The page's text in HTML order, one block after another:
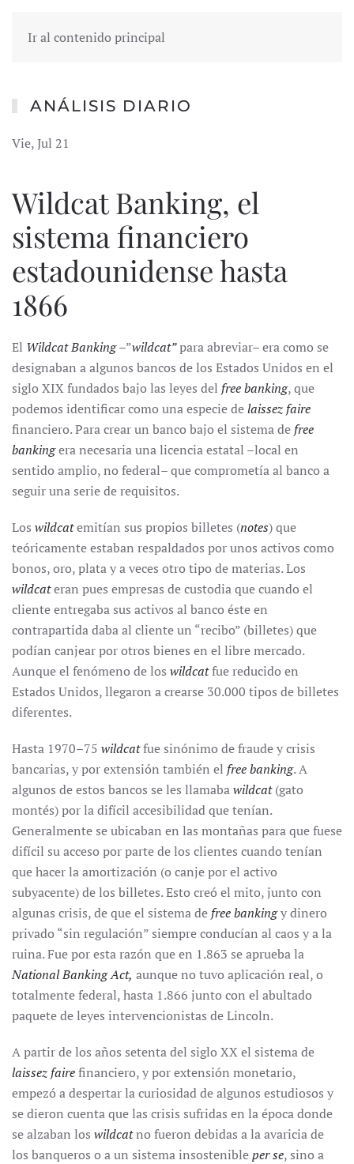
Ir al contenido principal
ANÁLISIS DIARIO
Vie, Jul 21
Wildcat Banking, el
sistema financiero
estadounidense hasta
1866
El Wildcat Banking–”wildcat”para abreviar– era como se
designaban a algunos bancos de los Estados Unidos en el
siglo XIX fundados bajo las leyes del free banking, que
podemos identificar como una especie delaissez faire
financiero. Para crear un banco bajo el sistema de free
bankingera necesaria una licencia estatal –local en
sentido amplio, no federal– que comprometía al banco a
seguir una serie de requisitos.
Los wildcatemitían sus propios billetes (notes) que
teóricamente estaban respaldados por unos activos como
bonos, oro, plata y a veces otro tipo de materias. Los
wildcateran pues empresas de custodia que cuando el
cliente entregaba sus activos al banco éste en
contrapartida daba al cliente un “recibo” (billetes) que
podían canjear por otros bienes en el libre mercado.
Aunque el fenómeno de los wildcatfue reducido en
Estados Unidos, llegaron a crearse 30.000 tipos de billetes
diferentes.
Hasta 1970–75 wildcatfue sinónimo de fraude y crisis
bancarias, y por extensión también el free banking. A
algunos de estos bancos se les llamabawildcat(gato
montés) por la difícil accesibilidad que tenían.
Generalmente se ubicaban en las montañas para que fuese
difícil su acceso por parte de los clientes cuando tenían
que hacer la amortización (o canje por el activo
subyacente) de los billetes. Esto creó el mito, junto con
algunas crisis, de que el sistema de free bankingy dinero
privado “sin regulación” siempre conducían al caos y a la
ruina. Fue por esta razón que en 1.863 se aprueba la
National Banking Act, aunque no tuvo aplicación real, o
totalmente federal, hasta 1.866 junto con el abultado
paquete de leyes intervencionistas de Lincoln.
A partir de los años setenta del siglo XX el sistema de
laissez fairefinanciero, y por extensión monetario,
empezó a despertar la curiosidad de algunos estudiosos y
se dieron cuenta que las crisis sufridas en la época donde
se alzaban los wildcatno fueron debidas a la avaricia de
los banqueros o a un sistema insostenibleper se, sino a